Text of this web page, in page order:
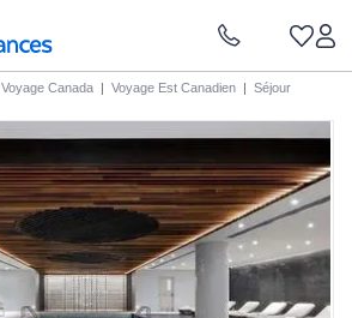
Voyage Canada | Voyage Est Canadien | Séjour